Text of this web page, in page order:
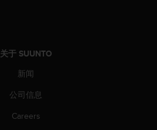
关于 SUUNTO
新闻
公司信息
Careers